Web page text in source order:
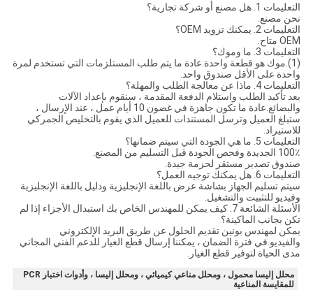
التعليمات 1. هل مصنع أو شركة تجارية؟
نحن مصنع.
التعليمات 2. يمكنك تزويد OEM؟
OEM متاح.
التعليمات 3. ما وموك؟
(1).موك هو قطعة واحدة.عادة ما يتم طلب المستلزمات التي تستخدم لمرة
واحدة على الأقل صندوق واحد.
التعليمات 4. ماذا عن معالجة الطلب والمهلة؟
بعد تأكيد الطلب واستلام الدفعة المقدمة ، سنقوم بإعداد الآلات
والبضائع.عادة ما تكون جاهزة في غضون 10 أيام عمل ، عند الإرسال ،
ستبلغ العميل وترسل المستندات للعميل الذي يقوم بالتخليص الجمركي
للاستيراد.
التعليمات 5. ما هي الجودة التي سيتم ضمانها؟
100٪ الجديدة وفحص الجودة قبل التسليم من المصنع.
صندوق تصدير مستقر لحزمة جيدة.
التعليمات 6. هل يمكنك توجيه العمل؟
سيتم تسليم الجهاز بشاشة عرض باللغة الإنجليزية ودليل باللغة الإنجليزية
وفيديو للتثبيت والتشغيل.
الأسئلة الشائعة 7. كيف يمكن للمهندس الخاص بك استبدال الأجزاء إذا لم
تكن بجانب الماكينة؟
يمكن لمهندس بونين تقديم الحلول عن طريق البريد الإلكتروني
والفيديو.في فترة الضمان ، يمكننا إرسال قطع الغيار للدعم الفني المجاني
مدى الحياة لتوفير قطع الغيار.
محلل إليسا محمول ، ومحلل مناعي كيميائي ، ومحلل إليسا ، وأدوات اختبار PCR
للمقايسة المناعية